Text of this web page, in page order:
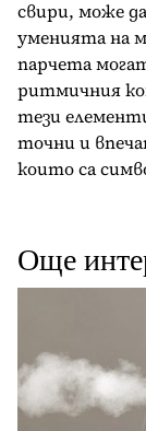
свири, може
уменията на
парчета
ритмичния
тези
точни и
които са
Още